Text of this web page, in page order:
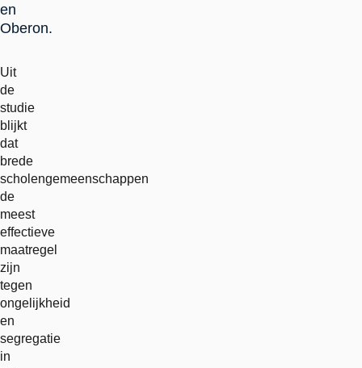
en
Oberon.
Uit
de
studie
blijkt
dat
brede
scholengemeenschappen
de
meest
effectieve
maatregel
zijn
tegen
ongelijkheid
en
segregatie
in